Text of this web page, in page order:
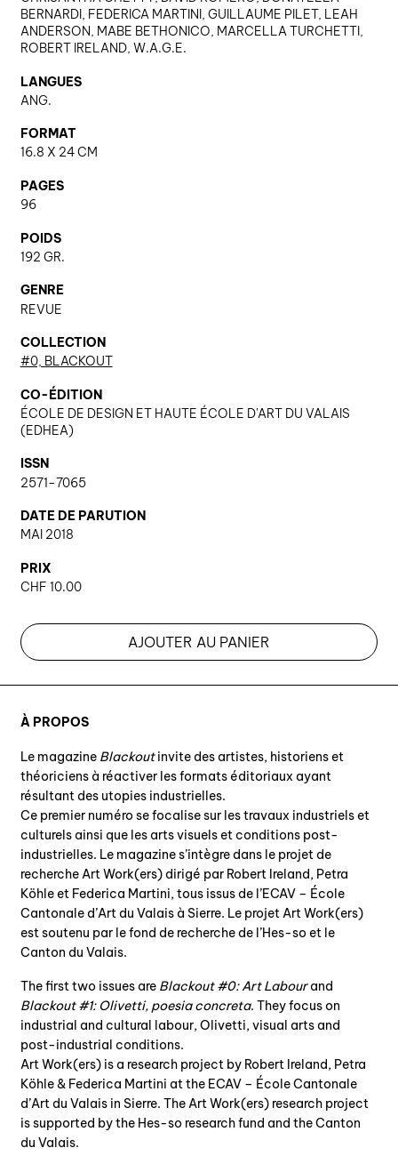
nous contacter ↓
À PROPOS
Le magazine Blackoutinvite des artistes, historiens et
théoriciens à réactiver les formats éditoriaux ayant
résultant des utopies industrielles.
Ce premier numéro se focalise sur les travaux industriels et
culturels ainsi que les arts visuels et conditions post-
industrielles. Le magazine s’intègre dans le projet de
recherche Art Work(ers) dirigé par Robert Ireland, Petra
Köhle et Federica Martini, tous issus de l’ECAV – École
Cantonale d’Art du Valais à Sierre. Le projet Art Work(ers)
est soutenu par le fond de recherche de l’Hes-so et le
Canton du Valais.
The first two issues are Blackout #0: Art Labourand
Blackout #1: Olivetti, poesia concreta. They focus on
industrial and cultural labour, Olivetti, visual arts and
post-industrial conditions.
Art Work(ers) is a research project by Robert Ireland, Petra
Köhle & Federica Martini at the ECAV – École Cantonale
d’Art du Valais in Sierre. The Art Work(ers) research project
is supported by the Hes-so research fund and the Canton
du Valais.
BERNARDI, FEDERICA MARTINI, GUILLAUME PILET, LEAH
ANDERSON, MABE BETHONICO, MARCELLA TURCHETTI,
ROBERT IRELAND, W.A.G.E.
LANGUES
ANG.
FORMAT
16.8 X 24 CM
PAGES
96
POIDS
192 GR.
GENRE
REVUE
COLLECTION
#0, BLACKOUT
CO-ÉDITION
ÉCOLE DE DESIGN ET HAUTE ÉCOLE D'ART DU VALAIS
(EDHEA)
ISSN
2571-7065
DATE DE PARUTION
MAI 2018
PRIX
CHF 10.00
AJOUTER AU PANIER